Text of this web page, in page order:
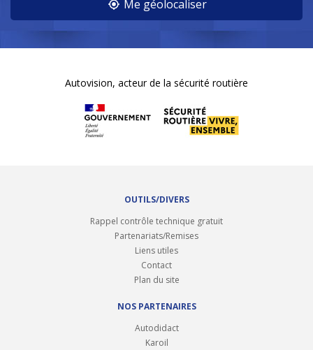
Me géolocaliser
Autovision, acteur de la sécurité routière
OUTILS/DIVERS
Rappel contrôle technique gratuit
Partenariats/Remises
Liens utiles
Contact
Plan du site
NOS PARTENAIRES
Autodidact
Karoil